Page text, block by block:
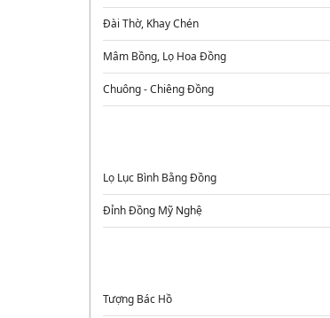
Đài Thờ, Khay Chén
Mâm Bồng, Lọ Hoa Đồng
Chuông - Chiêng Đồng
Lọ Lục Bình Bằng Đồng
Đỉnh Đồng Mỹ Nghệ
Tượng Bác Hồ